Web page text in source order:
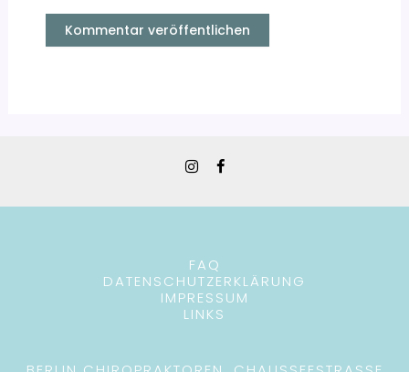
FAQ
DATENSCHUTZERKLÄRUNG
IMPRESSUM
LINKS